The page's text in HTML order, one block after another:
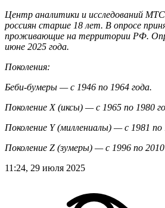
Центр аналитики и исследований МТС
россиян старше 18 лет. В опросе
проживающие на территории РФ.
июне 2025 года.
Поколения:
Беби-бумеры — с 1946 по 1964 года.
Поколение X (иксы) — с 1965 по 1980
Поколение Y (миллениалы) — с 1981 по
Поколение Z (зумеры) — с 1996 по 2010
11:24, 29 июля 2025